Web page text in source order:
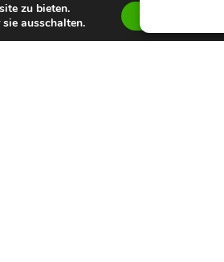
zu bieten.
ausschalten.